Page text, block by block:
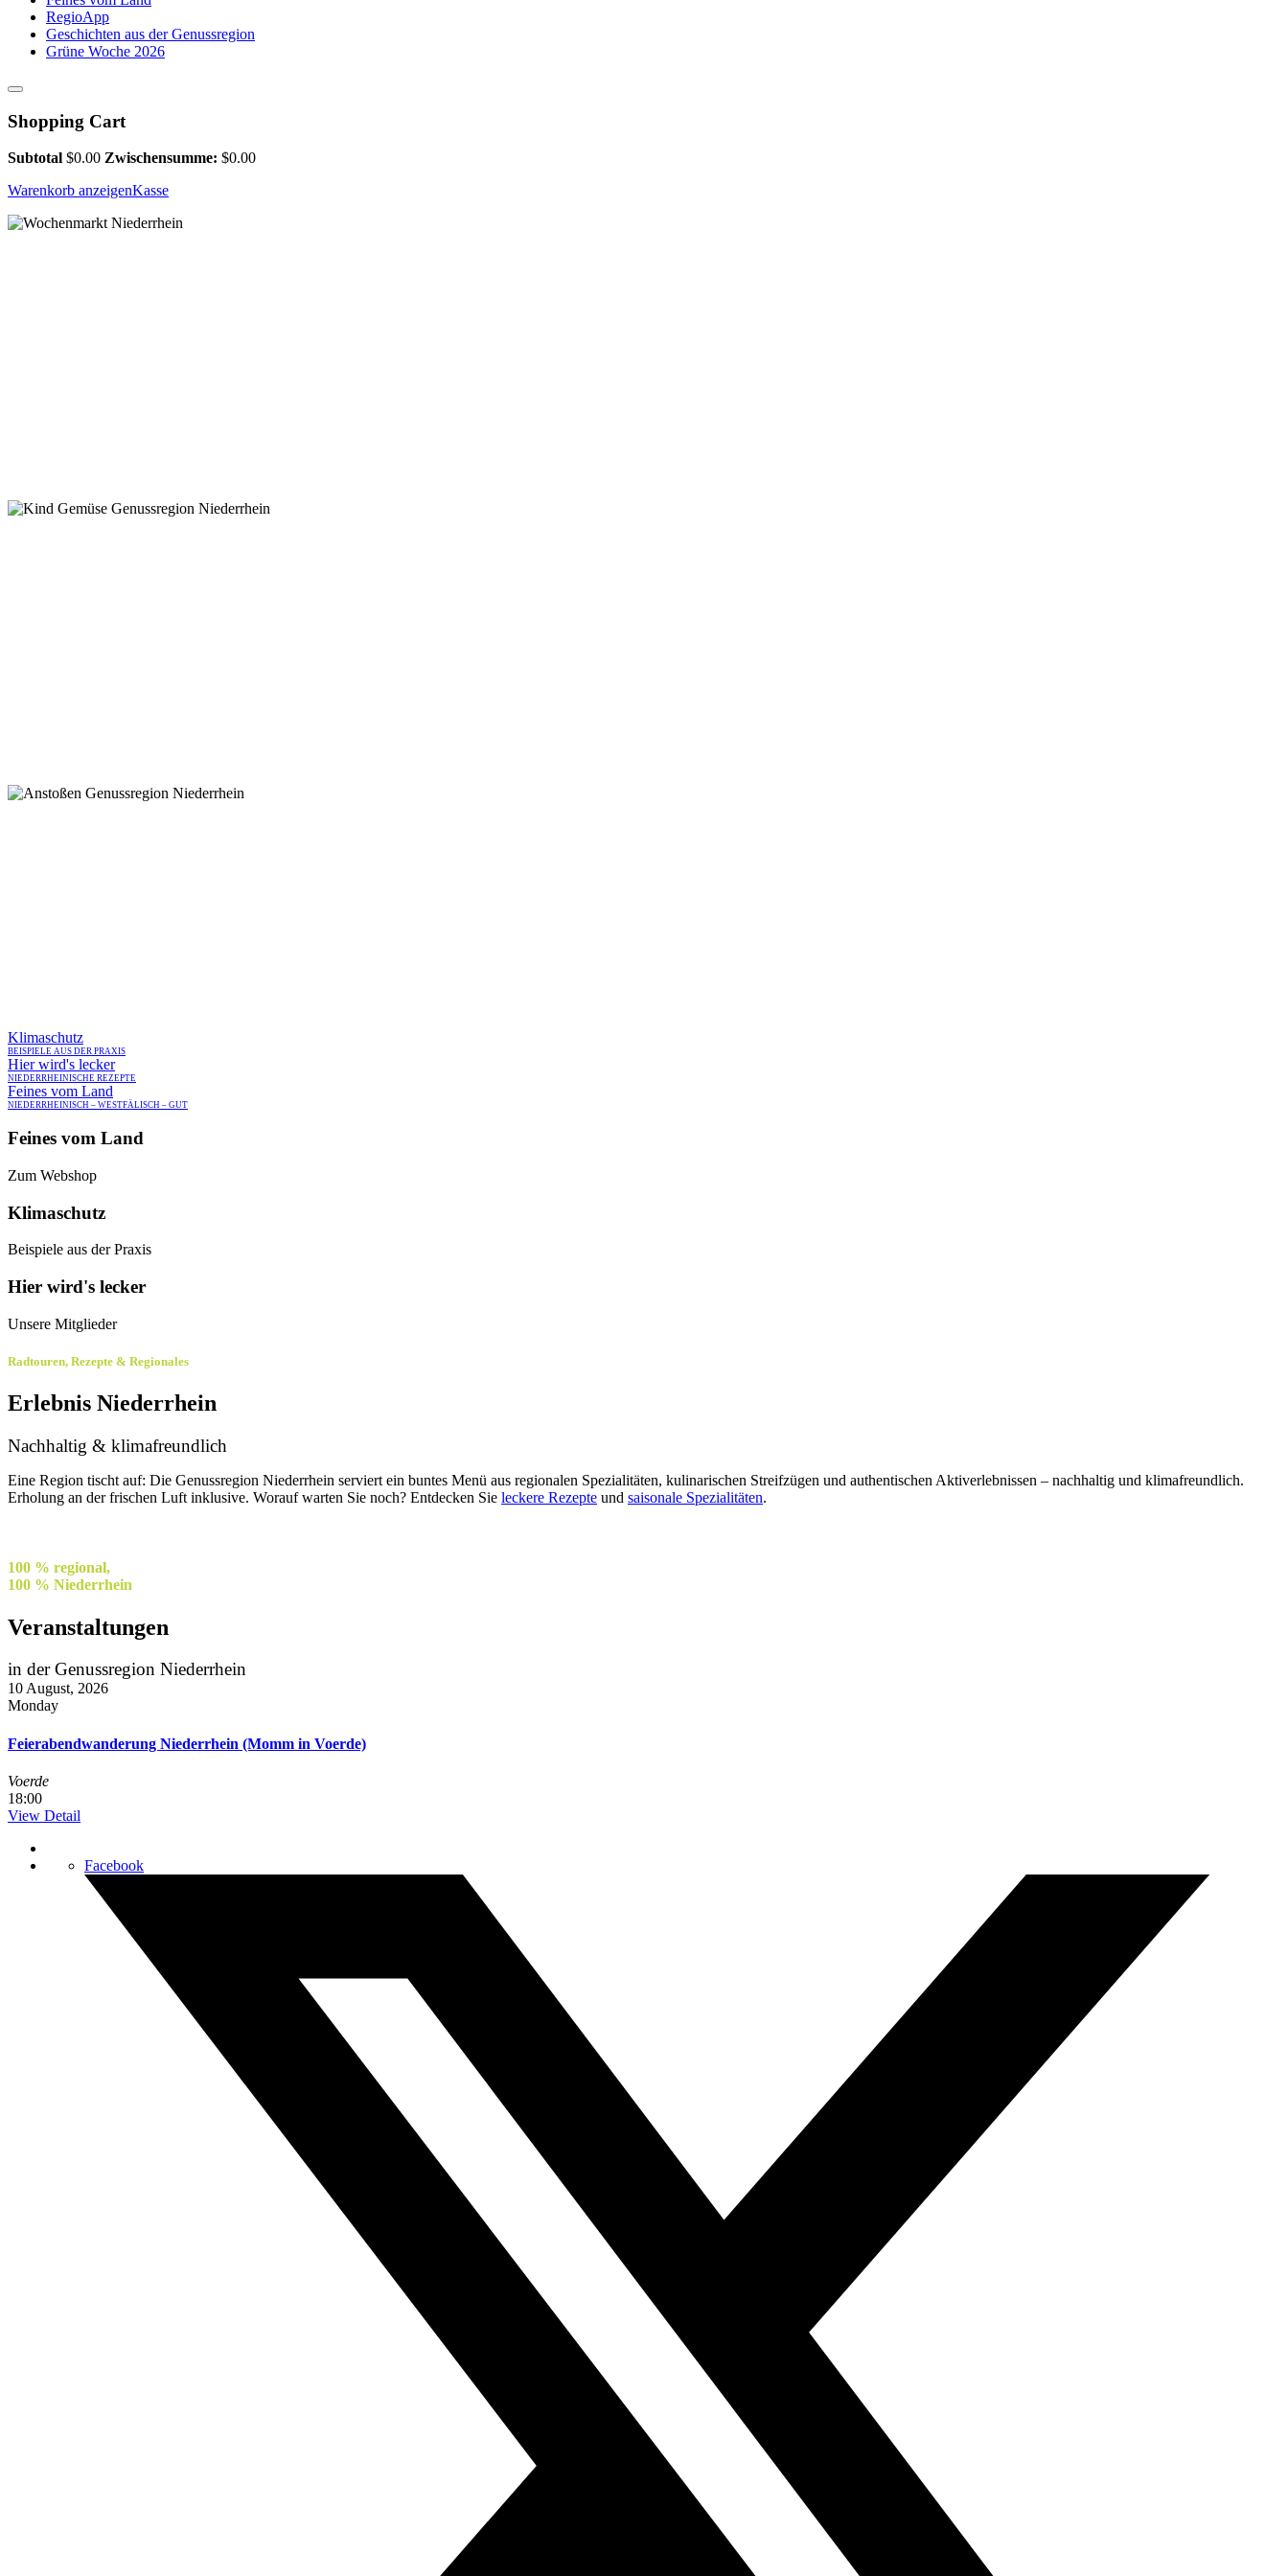
RegioApp
Geschichten aus der Genussregion
Grüne Woche 2026
Shopping Cart
Subtotal $0.00 Zwischensumme: $0.00
Warenkorb anzeigenKasse
NIEDERRHEIN!
NIEDERRHEIN!
Klimaschutz
BEISPIELE AUS DER PRAXIS
Hier wird's lecker
NIEDERRHEINISCHE REZEPTE
Feines vom Land
NIEDERRHEINISCH – WESTFÄLISCH – GUT
Feines vom Land
Zum Webshop
Klimaschutz
Beispiele aus der Praxis
Hier wird's lecker
Unsere Mitglieder
Radtouren, Rezepte & Regionales
Erlebnis Niederrhein
Nachhaltig & klimafreundlich
Eine Region tischt auf: Die Genussregion Niederrhein serviert ein buntes Menü aus regionalen Spezialitäten, kulinarischen Streifzügen und authentischen Aktiverlebnissen – nachhaltig und klimafreundlich.
Erholung an der frischen Luft inklusive. Worauf warten Sie noch? Entdecken Sie leckere Rezepte und saisonale Spezialitäten.
100 % regional,
100 % Niederrhein
Veranstaltungen
in der Genussregion Niederrhein
10August, 2026
Monday
Feierabendwanderung Niederrhein (Momm in Voerde)
Voerde
18:00
View Detail
Facebook